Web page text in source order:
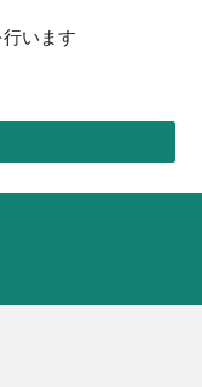
います